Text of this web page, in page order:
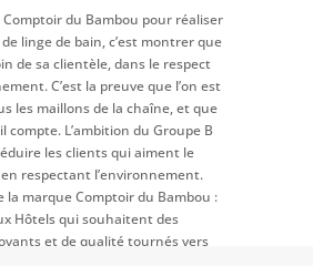
Comptoir du Bambou pour réaliser
linge de bain, c’est montrer que
de sa clientèle, dans le respect
C’est la preuve que l’on est
les maillons de la chaîne, et que
compte. L’ambition du Groupe B
les clients qui aiment le
respectant l’environnement.
la marque Comptoir du Bambou :
Hôtels qui souhaitent des
et de qualité tournés vers